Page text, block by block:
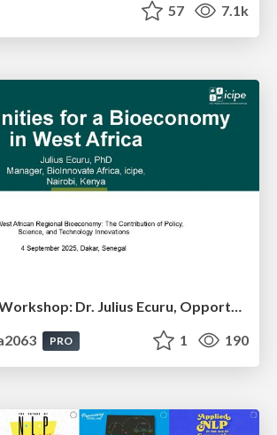
57 7.1k
Bioeconomy Workshop: Dr. Julius Ecuru, Opportunities for a Bioeconomy in West Africa
PRO 1 190